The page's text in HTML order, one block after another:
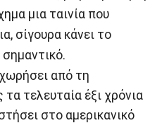
μια ταινία που
σίγουρα κάνει το
από τη
τελευταία έξι χρόνια
στο αμερικανικό